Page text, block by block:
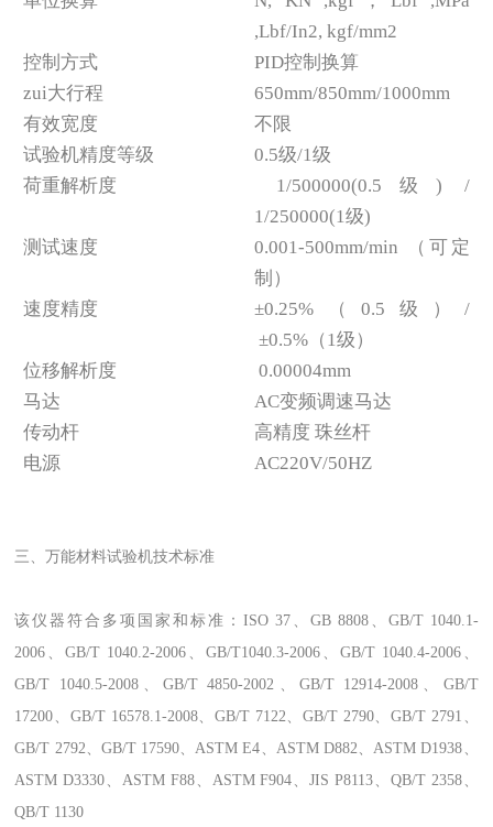
,Lbf/In2, kgf/mm2
控制方式
PID控制换算
zui大行程
650mm/850mm/1000mm
有效宽度
不限
试验机精度等级
0.5级/1级
荷重解析度
1/500000(0.5级) /
1/250000(1级)
测试速度
0.001-500mm/min （可定
制）
速度精度
±0.25%（0.5级）/
±0.5%（1级）
位移解析度
0.00004mm
马达
AC变频调速马达
传动杆
高精度 珠丝杆
电源
AC220V/50HZ
三、万能材料试验机技术标准
该仪器符合多项国家和标准：ISO 37、GB 8808、GB/T 1040.1-
2006、GB/T 1040.2-2006、GB/T1040.3-2006、GB/T 1040.4-2006、
GB/T 1040.5-2008、GB/T 4850-2002、GB/T 12914-2008、GB/T
17200、GB/T 16578.1-2008、GB/T 7122、GB/T 2790、GB/T 2791、
GB/T 2792、GB/T 17590、ASTM E4、ASTM D882、ASTM D1938、
ASTM D3330、ASTM F88、ASTM F904、JIS P8113、QB/T 2358、
QB/T 1130